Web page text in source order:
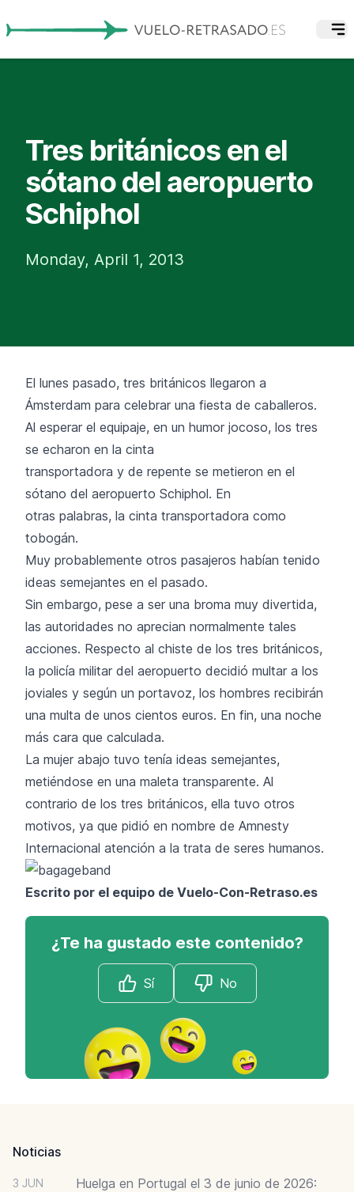
Tres británicos en el
sótano del aeropuerto
Schiphol
Monday, April 1, 2013
El lunes pasado, tres británicos llegaron a
Ámsterdam para celebrar una fiesta de caballeros.
Al esperar el equipaje, en un humor jocoso, los tres
se echaron en la cinta
transportadora y de repente se metieron en el
sótano del aeropuerto Schiphol. En
otras palabras, la cinta transportadora como
tobogán.
Muy probablemente otros pasajeros habían tenido
ideas semejantes en el pasado.
Sin embargo, pese a ser una broma muy divertida,
las autoridades no aprecian normalmente tales
acciones. Respecto al chiste de los tres británicos,
la policía militar del aeropuerto decidió multar a los
joviales y según un portavoz, los hombres recibirán
una multa de unos cientos euros. En fin, una noche
más cara que calculada.
La mujer abajo tuvo tenía ideas semejantes,
metiéndose en una maleta transparente. Al
contrario de los tres británicos, ella tuvo otros
motivos, ya que pidió en nombre de Amnesty
Internacional atención a la trata de seres humanos.
Escrito por el equipo de Vuelo-Con-Retraso.es
¿Te ha gustado este contenido?
Sí No
Noticias
3 JUN
Huelga en Portugal el 3 de junio de 2026: